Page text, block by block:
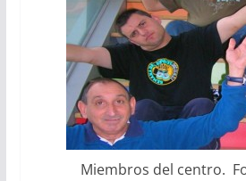
Miembros del centro.